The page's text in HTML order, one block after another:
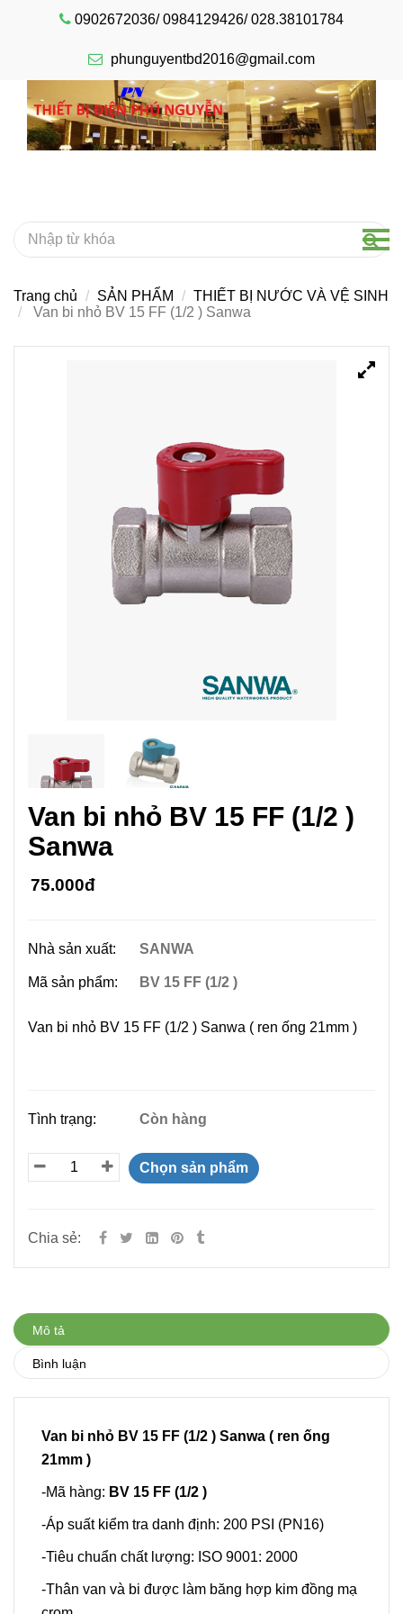
Van bi nhỏ BV 15 FF (1/2 )
Sanwa
75.000đ
Nhà sản xuất: SANWA
Mã sản phẩm: BV 15 FF (1/2 )
Van bi nhỏ BV 15 FF (1/2 ) Sanwa ( ren ống 21mm )
Tình trạng: Còn hàng
Chọn sản phẩm
Chia sẻ:
Mô tả
Bình luận
Van bi nhỏ BV 15 FF (1/2 ) Sanwa ( ren ống
21mm )
-Mã hàng: BV 15 FF (1/2 )
-Áp suất kiểm tra danh định: 200 PSI (PN16)
-Tiêu chuẩn chất lượng: ISO 9001: 2000
-Thân van và bi được làm băng hợp kim đồng mạ
0902672036/ 0984129426/ 028.38101784
phunguyentbd2016@gmail.com
Trang chủ SẢN PHẨM
THIẾT BỊ NƯỚC VÀ VỆ SINH
Van bi nhỏ BV 15 FF (1/2 ) Sanwa